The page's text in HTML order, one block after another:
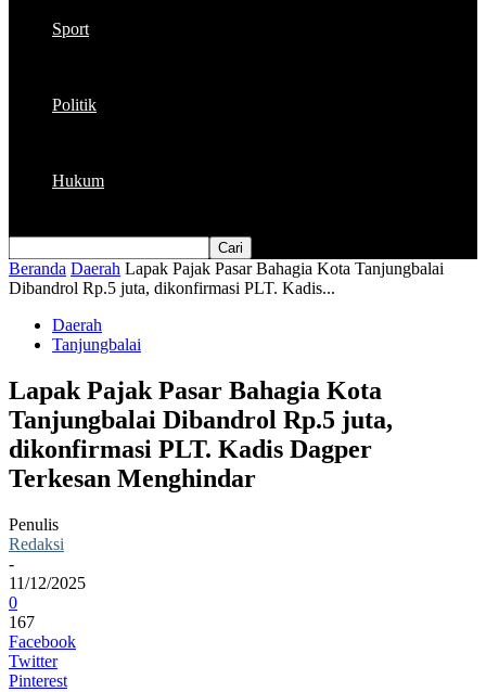
Sport
Politik
Hukum
Beranda Daerah Lapak Pajak Pasar Bahagia Kota Tanjungbalai
Dibandrol Rp.5 juta, dikonfirmasi PLT. Kadis...
Daerah
Tanjungbalai
Lapak Pajak Pasar Bahagia Kota
Tanjungbalai Dibandrol Rp.5 juta,
dikonfirmasi PLT. Kadis Dagper
Terkesan Menghindar
Penulis
Redaksi
-
11/12/2025
0
167
Facebook
Twitter
Pinterest